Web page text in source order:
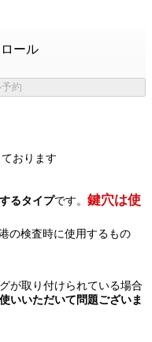
ール
約
おります
るタイプです。 鍵穴は使
の検査時に使用するもの
が取り付けられている場合
いいただいて問題ございま